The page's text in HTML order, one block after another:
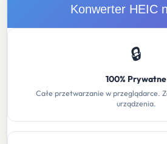
Konwerter HEIC
🔒
100% Prywatne
Całe przetwarzanie w przeglądarce.
urządzenia.